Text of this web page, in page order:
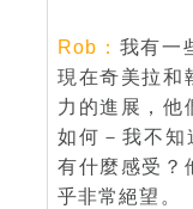
Rob： 我有一
現在奇美拉和
力的進展，他
如何－我不知
有什麼感受？
乎非常絕望。